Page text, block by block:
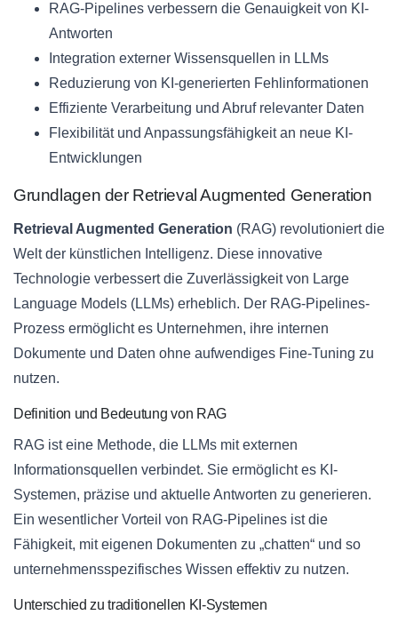
RAG-Pipelines verbessern die Genauigkeit von KI-
Antworten
Integration externer Wissensquellen in LLMs
Reduzierung von KI-generierten Fehlinformationen
Effiziente Verarbeitung und Abruf relevanter Daten
Flexibilität und Anpassungsfähigkeit an neue KI-
Entwicklungen
Grundlagen der Retrieval Augmented Generation
Retrieval Augmented Generation (RAG) revolutioniert die
Welt der künstlichen Intelligenz. Diese innovative
Technologie verbessert die Zuverlässigkeit von Large
Language Models (LLMs) erheblich. Der RAG-Pipelines-
Prozess ermöglicht es Unternehmen, ihre internen
Dokumente und Daten ohne aufwendiges Fine-Tuning zu
nutzen.
Definition und Bedeutung von RAG
RAG ist eine Methode, die LLMs mit externen
Informationsquellen verbindet. Sie ermöglicht es KI-
Systemen, präzise und aktuelle Antworten zu generieren.
Ein wesentlicher Vorteil von RAG-Pipelines ist die
Fähigkeit, mit eigenen Dokumenten zu „chatten“ und so
unternehmensspezifisches Wissen effektiv zu nutzen.
Unterschied zu traditionellen KI-Systemen